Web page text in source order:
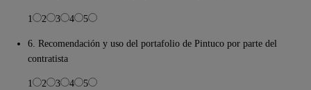
1 2 3 4 5
6. Recomendación y uso del portafolio de Pintuco por parte del
contratista
1 2 3 4 5